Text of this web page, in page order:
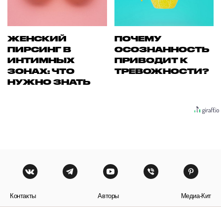
ЖЕНСКИЙ
ПИРСИНГ В
ИНТИМНЫХ
ЗОНАХ: ЧТО
НУЖНО ЗНАТЬ
ПОЧЕМУ
ОСОЗНАННОСТЬ
ПРИВОДИТ К
ТРЕВОЖНОСТИ?
Контакты Авторы Медиа-Кит